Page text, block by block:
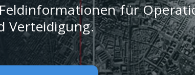
für
Verteidigung.